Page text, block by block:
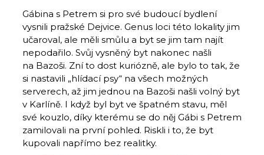
Gábina s Petrem si pro své budoucí bydlení
vysnili pražské Dejvice. Genus loci této lokality jim
učaroval, ale měli smůlu a byt se jim tam najít
nepodařilo. Svůj vysněný byt nakonec našli
na Bazoši. Zní to dost kuriózně, ale bylo to tak, že
si nastavili „hlídací psy“ na všech možných
serverech, až jim jednou na Bazoši našli volný byt
v Karlíně. I když byl byt ve špatném stavu, měl
své kouzlo, díky kterému se do něj Gábi s Petrem
zamilovali na první pohled. Riskli i to, že byt
kupovali napřímo bez realitky.